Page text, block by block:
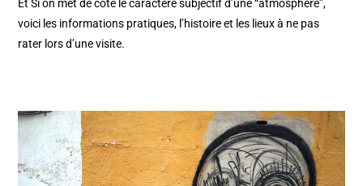
Et Si on met de côté le caractère subjectif d’une “atmosphère”,
voici les informations pratiques, l’histoire et les lieux à ne pas
rater lors d’une visite.